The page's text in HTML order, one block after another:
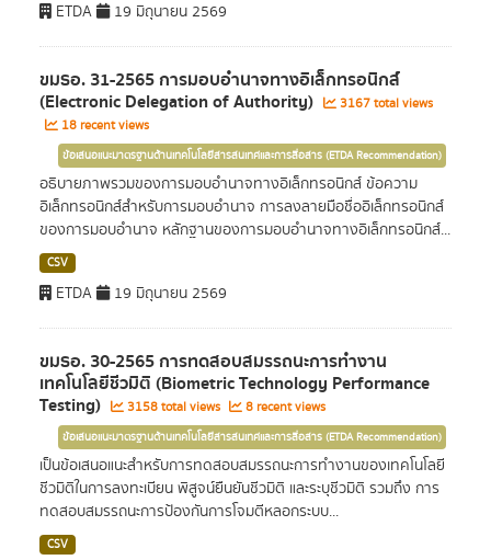
ETDA 19 มิถุนายน 2569
ขมธอ. 31-2565 การมอบอำนาจทางอิเล็กทรอนิกส์
(Electronic Delegation of Authority)
3167 total views
18 recent views
ข้อเสนอแนะมาตรฐานด้านเทคโนโลยีสารสนเทศและการสื่อสาร (ETDA Recommendation)
อธิบายภาพรวมของการมอบอำนาจทางอิเล็กทรอนิกส์ ข้อความ
อิเล็กทรอนิกส์สำหรับการมอบอำนาจ การลงลายมือชื่ออิเล็กทรอนิกส์
ของการมอบอำนาจ หลักฐานของการมอบอำนาจทางอิเล็กทรอนิกส์...
CSV
ETDA 19 มิถุนายน 2569
ขมธอ. 30-2565 การทดสอบสมรรถนะการทำงาน
เทคโนโลยีชีวมิติ (Biometric Technology Performance
Testing) 3158 total views 8 recent views
ข้อเสนอแนะมาตรฐานด้านเทคโนโลยีสารสนเทศและการสื่อสาร (ETDA Recommendation)
เป็นข้อเสนอแนะสำหรับการทดสอบสมรรถนะการทำงานของเทคโนโลยี
ชีวมิติในการลงทะเบียน พิสูจน์ยืนยันชีวมิติ และระบุชีวมิติ รวมถึง การ
ทดสอบสมรรถนะการป้องกันการโจมตีหลอกระบบ...
CSV